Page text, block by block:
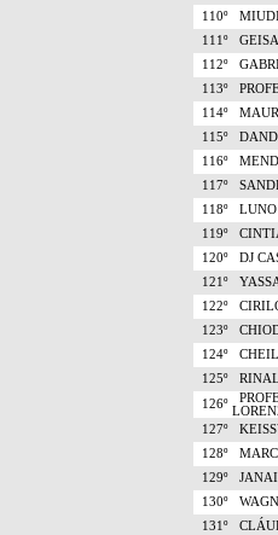
110º
111º
112º
113º
114º
115º
116º
117º
118º
LUNO
119º
120º
DJ
121º
122º
123º
124º
125º
126º
127º
128º
129º
130º
131º